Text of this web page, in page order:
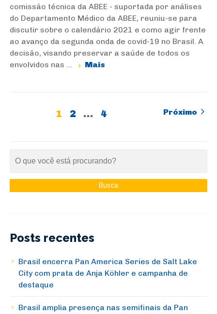
comissão técnica da ABEE - suportada por análises
do Departamento Médico da ABEE, reuniu-se para
discutir sobre o calendário 2021 e como agir frente
ao avanço da segunda onda de covid-19 no Brasil. A
decisão, visando preservar a saúde de todos os
envolvidos nas ...
Mais
1 2 … 4 Próximo
Posts recentes
Brasil encerra Pan America Series de Salt Lake
City com prata de Anja Köhler e campanha de
destaque
Brasil amplia presença nas semifinais da Pan